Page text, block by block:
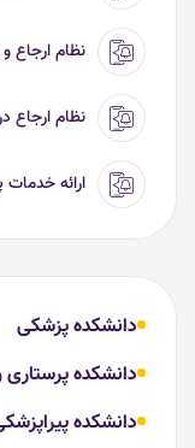
نظام ارجاع
نظام ارجاع
ارائه
دانشکده پزشکی
دانشکده پرستاری
دانشکده